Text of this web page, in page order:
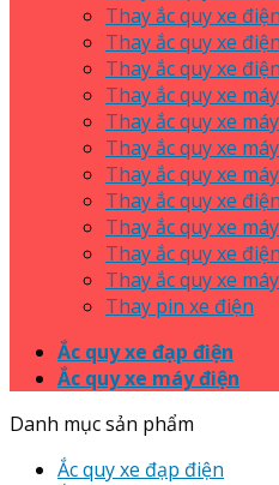
Thay ắc quy xe
Thay ắc quy xe
Thay ắc quy xe
Thay ắc quy xe
Thay ắc quy xe
Thay ắc quy xe
Thay ắc quy xe
Thay ắc quy xe
Thay ắc quy xe
Thay ắc quy xe
Thay ắc quy xe
Thay pin xe điện
Ắc quy xe đạp điện
Ắc quy xe máy điện
Danh mục sản phẩm
Ắc quy xe đạp điện